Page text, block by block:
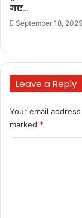
गए…
September 18, 2025
Leave a Reply
Your email
marked *